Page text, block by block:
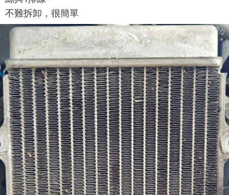
不難拆卸，很簡單